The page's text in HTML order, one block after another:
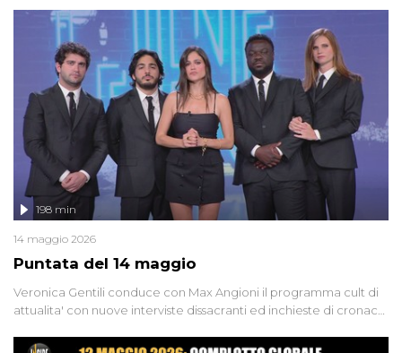
'90 e il 2000 che, inquietantemente, potrebbe essere ancora in
libertà. Lo speciale affronta inoltre le zone d'ombra sul Mostro di
Firenze, le cui responsabilità appaiono ancora oggi avvolte in un
groviglio di dubbi mai chiariti. Nel corso dello speciale anche
l'intervista inedita a Olindo Romano, realizzata ne...
Puntata del 14 maggio
198 min
14 maggio 2026
Veronica Gentili conduce con Max Angioni il programma cult di
attualita' con nuove interviste dissacranti ed inchieste di cronaca